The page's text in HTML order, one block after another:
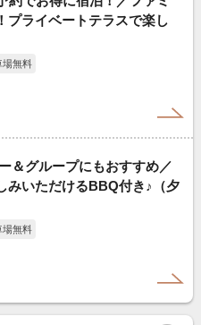
プライベートテラスで楽し
場無料
＆グループにもおすすめ／
みいただけるBBQ付き♪（夕
場無料